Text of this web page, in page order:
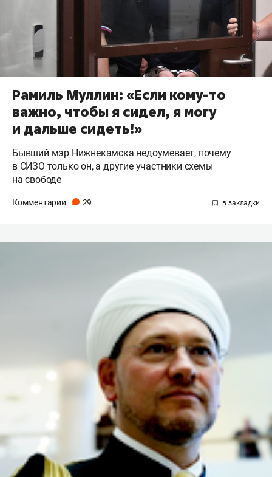
Рамиль Муллин: «Если кому-то
важно, чтобы я сидел, я могу
и дальше сидеть!»
Бывший мэр Нижнекамска недоумевает, почему
в СИЗО только он, а другие участники схемы
на свободе
Комментарии 29